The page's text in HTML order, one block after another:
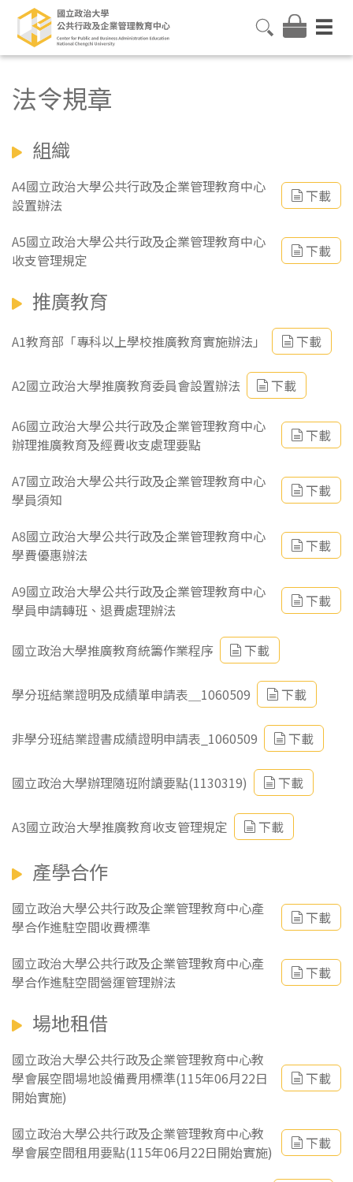
法令規章
組織
A4國立政治大學公共行政及企業管理教育中心
設置辦法
下載
A5國立政治大學公共行政及企業管理教育中心
收支管理規定
下載
推廣教育
A1教育部「專科以上學校推廣教育實施辦法」 下載
A2國立政治大學推廣教育委員會設置辦法 下載
A6國立政治大學公共行政及企業管理教育中心
辦理推廣教育及經費收支處理要點
下載
A7國立政治大學公共行政及企業管理教育中心
學員須知
下載
A8國立政治大學公共行政及企業管理教育中心
學費優惠辦法
下載
A9國立政治大學公共行政及企業管理教育中心
學員申請轉班、退費處理辦法
下載
國立政治大學推廣教育統籌作業程序 下載
學分班結業證明及成績單申請表＿1060509 下載
非學分班結業證書成績證明申請表_1060509 下載
國立政治大學辦理隨班附讀要點(1130319) 下載
A3國立政治大學推廣教育收支管理規定 下載
產學合作
國立政治大學公共行政及企業管理教育中心產
學合作進駐空間收費標準
下載
國立政治大學公共行政及企業管理教育中心產
學合作進駐空間營運管理辦法
下載
場地租借
國立政治大學公共行政及企業管理教育中心教
學會展空間場地設備費用標準(115年06月22日
開始實施)
下載
國立政治大學公共行政及企業管理教育中心教
學會展空間租用要點(115年06月22日開始實施)
下載